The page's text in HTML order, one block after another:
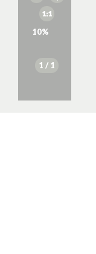
10%
1 / 1